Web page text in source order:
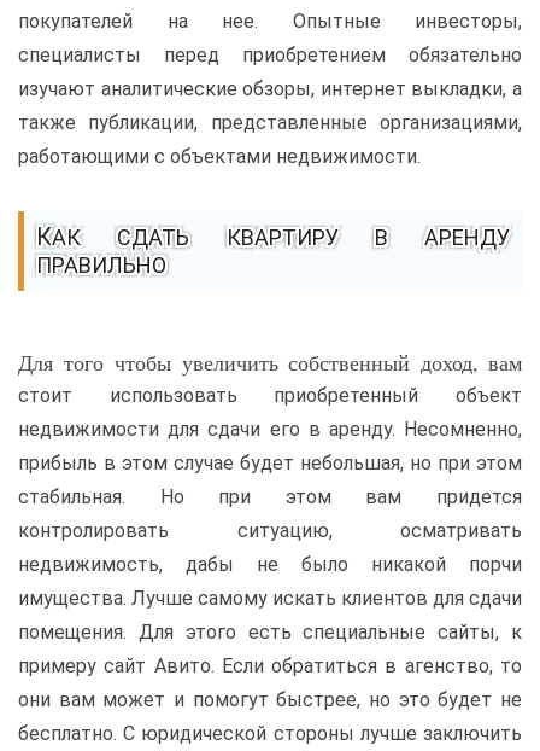
покупателей на нее. Опытные инвесторы,
специалисты перед приобретением обязательно
изучают аналитические обзоры, интернет выкладки, а
также публикации, представленные организациями,
работающими с объектами недвижимости.
КАК СДАТЬ КВАРТИРУ В АРЕНДУ
ПРАВИЛЬНО
Для того чтобы увеличить собственный доход, вам
стоит использовать приобретенный объект
недвижимости для сдачи его в аренду. Несомненно,
прибыль в этом случае будет небольшая, но при этом
стабильная. Но при этом вам придется
контролировать ситуацию, осматривать
недвижимость, дабы не было никакой порчи
имущества. Лучше самому искать клиентов для сдачи
помещения. Для этого есть специальные сайты, к
примеру сайт Авито. Если обратиться в агенство, то
они вам может и помогут быстрее, но это будет не
бесплатно. С юридической стороны лучше заключить